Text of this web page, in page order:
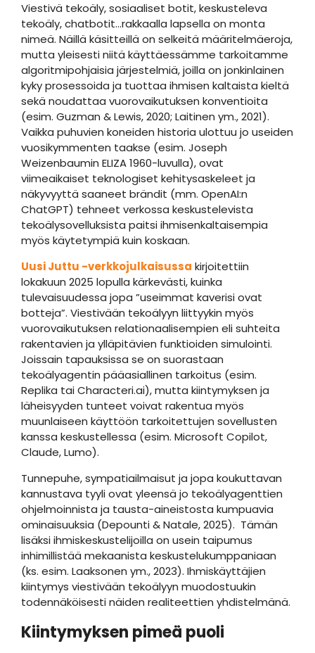
Viestivä tekoäly, sosiaaliset botit, keskusteleva
tekoäly, chatbotit…rakkaalla lapsella on monta
nimeä. Näillä käsitteillä on selkeitä määritelmäeroja,
mutta yleisesti niitä käyttäessämme tarkoitamme
algoritmipohjaisia järjestelmiä, joilla on jonkinlainen
kyky prosessoida ja tuottaa ihmisen kaltaista kieltä
sekä noudattaa vuorovaikutuksen konventioita
(esim. Guzman & Lewis, 2020; Laitinen ym., 2021).
Vaikka puhuvien koneiden historia ulottuu jo useiden
vuosikymmenten taakse (esim. Joseph
Weizenbaumin ELIZA 1960-luvulla), ovat
viimeaikaiset teknologiset kehitysaskeleet ja
näkyvyyttä saaneet brändit (mm. OpenAI:n
ChatGPT) tehneet verkossa keskustelevista
tekoälysovelluksista paitsi ihmisenkaltaisempia
myös käytetympiä kuin koskaan.
Uusi Juttu -verkkojulkaisussa kirjoitettiin
lokakuun 2025 lopulla kärkevästi, kuinka
tulevaisuudessa jopa ”useimmat kaverisi ovat
botteja”. Viestivään tekoälyyn liittyykin myös
vuorovaikutuksen relationaalisempien eli suhteita
rakentavien ja ylläpitävien funktioiden simulointi.
Joissain tapauksissa se on suorastaan
tekoälyagentin pääasiallinen tarkoitus (esim.
Replika tai Characteri.ai), mutta kiintymyksen ja
läheisyyden tunteet voivat rakentua myös
muunlaiseen käyttöön tarkoitettujen sovellusten
kanssa keskustellessa (esim. Microsoft Copilot,
Claude, Lumo).
Tunnepuhe, sympatiailmaisut ja jopa koukuttavan
kannustava tyyli ovat yleensä jo tekoälyagenttien
ohjelmoinnista ja tausta-aineistosta kumpuavia
ominaisuuksia (Depounti & Natale, 2025). Tämän
lisäksi ihmiskeskustelijoilla on usein taipumus
inhimillistää mekaanista keskustelukumppaniaan
(ks. esim. Laaksonen ym., 2023). Ihmiskäyttäjien
kiintymys viestivään tekoälyyn muodostuukin
todennäköisesti näiden realiteettien yhdistelmänä.
Kiintymyksen pimeä puoli